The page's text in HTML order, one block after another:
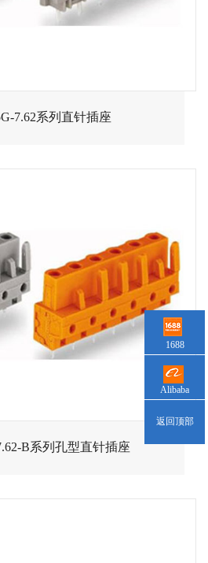
7.62系列直针插座
B系列孔型直针插座
1688
Alibaba
返回顶部